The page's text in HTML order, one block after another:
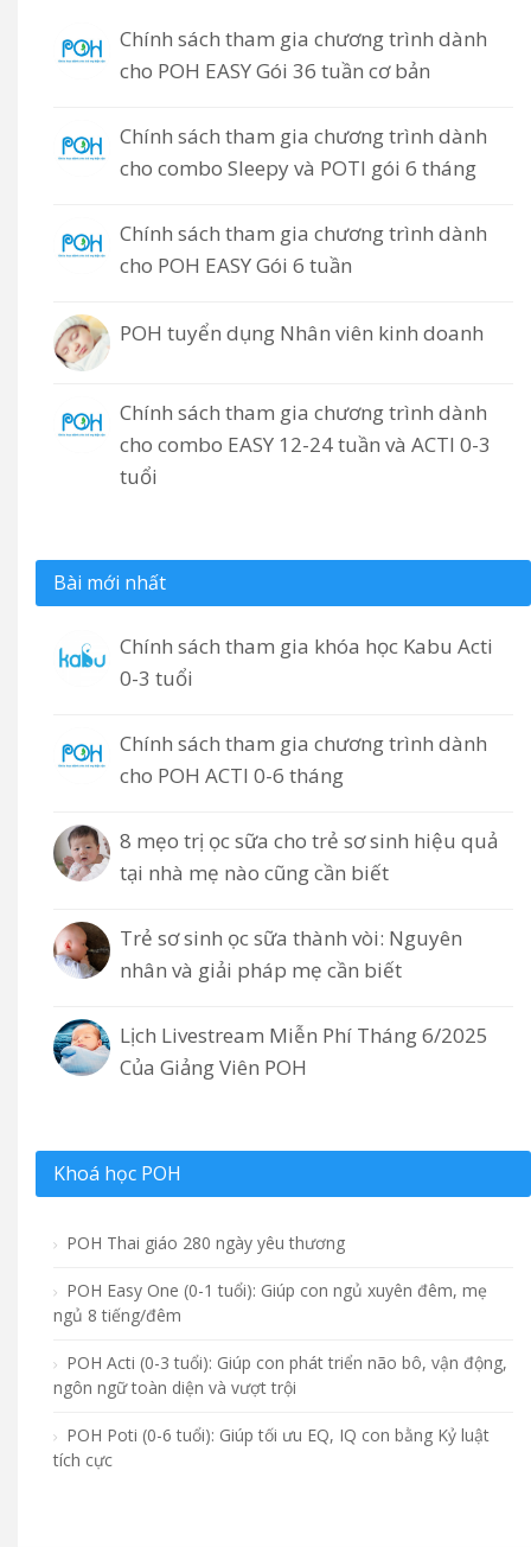
Chính sách tham gia chương trình dành
cho POH EASY Gói 36 tuần cơ bản
Chính sách tham gia chương trình dành
cho combo Sleepy và POTI gói 6 tháng
Chính sách tham gia chương trình dành
cho POH EASY Gói 6 tuần
POH tuyển dụng Nhân viên kinh doanh
Chính sách tham gia chương trình dành
cho combo EASY 12-24 tuần và ACTI 0-3
tuổi
Bài mới nhất
Chính sách tham gia khóa học Kabu Acti
0-3 tuổi
Chính sách tham gia chương trình dành
cho POH ACTI 0-6 tháng
8 mẹo trị ọc sữa cho trẻ sơ sinh hiệu quả
tại nhà mẹ nào cũng cần biết
Trẻ sơ sinh ọc sữa thành vòi: Nguyên
nhân và giải pháp mẹ cần biết
Lịch Livestream Miễn Phí Tháng 6/2025
Của Giảng Viên POH
Khoá học POH
POH Thai giáo 280 ngày yêu thương
POH Easy One (0-1 tuổi): Giúp con ngủ xuyên đêm, mẹ
ngủ 8 tiếng/đêm
POH Acti (0-3 tuổi): Giúp con phát triển não bô, vận động,
ngôn ngữ toàn diện và vượt trội
POH Poti (0-6 tuổi): Giúp tối ưu EQ, IQ con bằng Kỷ luật
tích cực